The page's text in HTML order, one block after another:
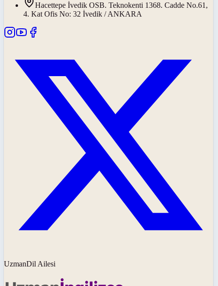
Hacettepe İvedik OSB. Teknokenti 1368. Cadde No.61,
4. Kat Ofis No: 32 İvedik / ANKARA
UzmanDil Ailesi